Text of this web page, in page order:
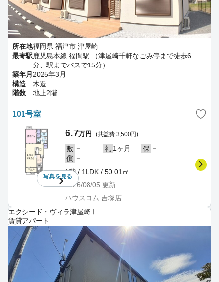
所在地福岡県 福津市 津屋崎
最寄駅鹿児島本線 福間駅 （津屋崎千軒なごみ停まで徒歩6
分、駅までバスで15分）
築年月 2025年3月
構造
木造
階数
地上2階
101号室
写真を見る
6.7万円 (共益費 3,500円)
敷 － 礼 1ヶ月 保 －
償 －
1階 / 1LDK / 50.01㎡
2026/08/05 更新
ハウスコム 吉塚店
エクシード・ヴィラ津屋崎Ⅰ
賃貸アパート